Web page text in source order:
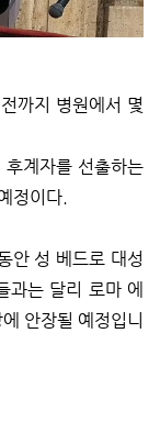
까지 병원에서 몇
후계자를 선출하는
정이다.
안 성 베드로 대성
과는 달리 로마 에
안장될 예정입니